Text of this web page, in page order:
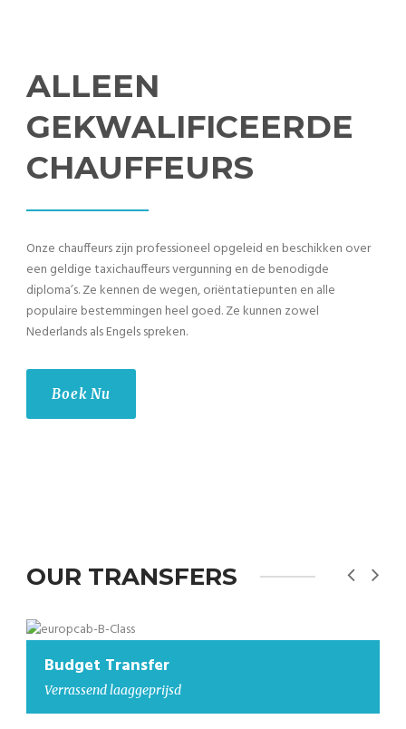
ALLEEN
GEKWALIFICEERDE
CHAUFFEURS
Onze chauffeurs zijn professioneel opgeleid en beschikken over
een geldige taxichauffeurs vergunning en de benodigde
diploma’s. Ze kennen de wegen, oriëntatiepunten en alle
populaire bestemmingen heel goed. Ze kunnen zowel
Nederlands als Engels spreken.
Boek Nu
OUR TRANSFERS
Budget Transfer
Verrassend laaggeprijsd